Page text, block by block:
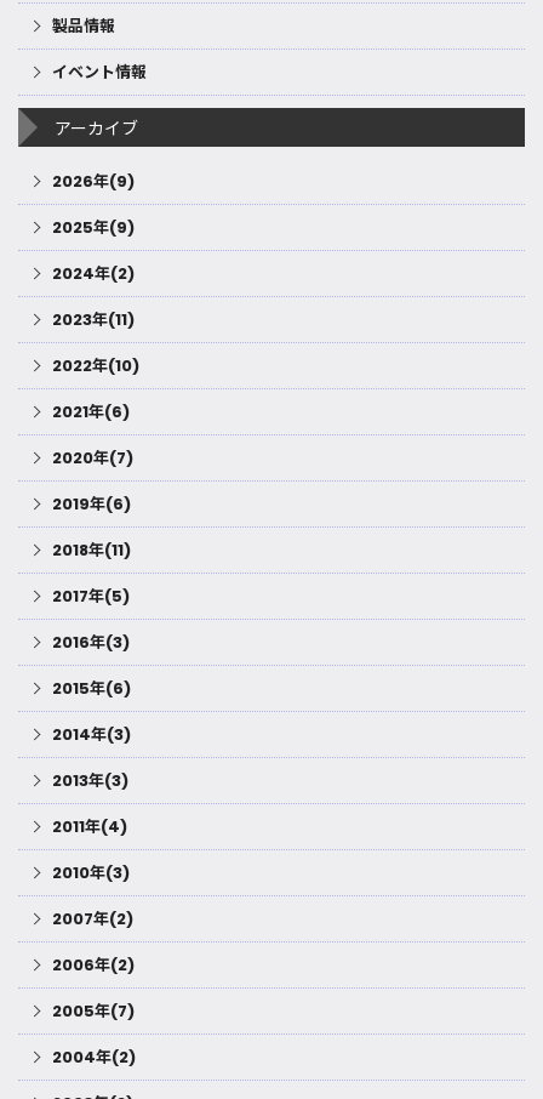
製品情報
イベント情報
アーカイブ
2026年(9)
2025年(9)
2024年(2)
2023年(11)
2022年(10)
2021年(6)
2020年(7)
2019年(6)
2018年(11)
2017年(5)
2016年(3)
2015年(6)
2014年(3)
2013年(3)
2011年(4)
2010年(3)
2007年(2)
2006年(2)
2005年(7)
2004年(2)